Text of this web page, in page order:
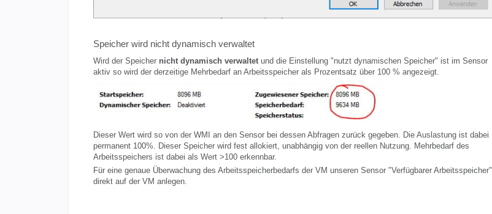
Speicher wird nicht dynamisch verwaltet
Wird der Speicher nicht dynamisch verwaltet und die Einstellung "nutzt dynamischen Speicher" ist im Sensor
aktiv so wird der derzeitige Mehrbedarf an Arbeitsspeicher als Prozentsatz über 100 % angezeigt.
Dieser Wert wird so von der WMI an den Sensor bei dessen Abfragen zurück gegeben. Die Auslastung ist dabei
permanent 100%. Dieser Speicher wird fest allokiert, unabhängig von der reellen Nutzung. Mehrbedarf des
Arbeitsspeichers ist dabei als Wert >100 erkennbar.
Für eine genaue Überwachung des Arbeitsspeicherbedarfs der VM unseren Sensor "Verfügbarer Arbeitsspeicher"
direkt auf der VM anlegen.